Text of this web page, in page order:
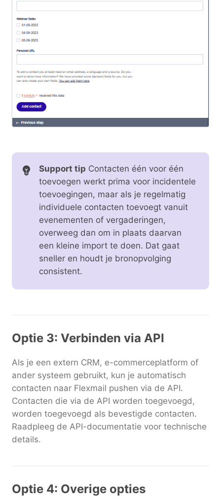
Support tip Contacten één voor één
toevoegen werkt prima voor incidentele
toevoegingen, maar als je regelmatig
individuele contacten toevoegt vanuit
evenementen of vergaderingen,
overweeg dan om in plaats daarvan
een kleine import te doen. Dat gaat
sneller en houdt je bronopvolging
consistent.
Optie 3: Verbinden via API
Als je een extern CRM, e-commerceplatform of
ander systeem gebruikt, kun je automatisch
contacten naar Flexmail pushen via de API.
Contacten die via de API worden toegevoegd,
worden toegevoegd als bevestigde contacten.
Raadpleeg de API-documentatie voor technische
details.
Optie 4: Overige opties